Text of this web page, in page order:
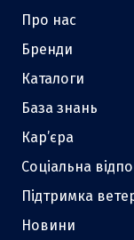
Про нас
Бренди
Каталоги
База знань
Кар’єра
Соціальна
Підтримка
Новини